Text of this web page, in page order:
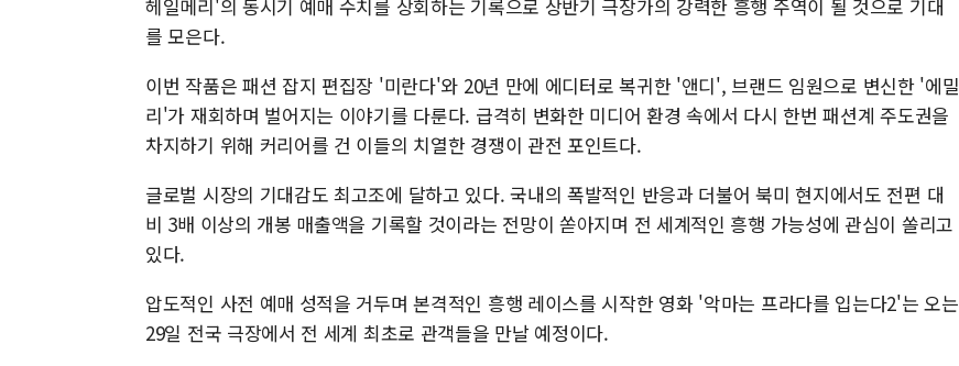
헤일메리'의 동시기 예매 수치를 상회하는 기록으로 상반기 극장가의 강력한 흥행 주역이 될 것으로 기대
를 모은다.
이번 작품은 패션 잡지 편집장 '미란다'와 20년 만에 에디터로 복귀한 '앤디', 브랜드 임원으로 변신한 '에밀
리'가 재회하며 벌어지는 이야기를 다룬다. 급격히 변화한 미디어 환경 속에서 다시 한번 패션계 주도권을
차지하기 위해 커리어를 건 이들의 치열한 경쟁이 관전 포인트다.
글로벌 시장의 기대감도 최고조에 달하고 있다. 국내의 폭발적인 반응과 더불어 북미 현지에서도 전편 대
비 3배 이상의 개봉 매출액을 기록할 것이라는 전망이 쏟아지며 전 세계적인 흥행 가능성에 관심이 쏠리고
있다.
압도적인 사전 예매 성적을 거두며 본격적인 흥행 레이스를 시작한 영화 '악마는 프라다를 입는다2'는 오는
29일 전국 극장에서 전 세계 최초로 관객들을 만날 예정이다.